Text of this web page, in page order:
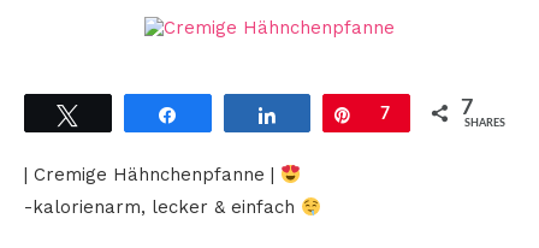
Pin
7 7
SHARES
| Cremige Hähnchenpfanne |
-kalorienarm, lecker & einfach